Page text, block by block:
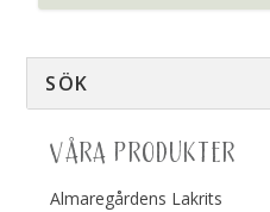
VÅRA PRODUKTER
Almaregårdens Lakrits